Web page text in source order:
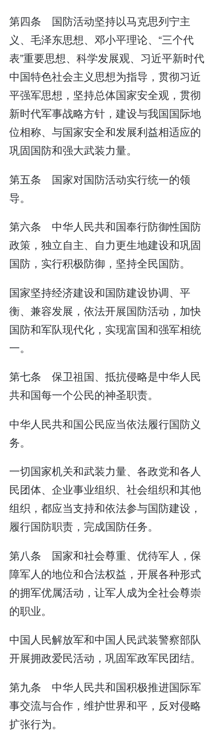
第四条 国防活动坚持以马克思列宁主
义、毛泽东思想、邓小平理论、“三个代
表”重要思想、科学发展观、习近平新时代
中国特色社会主义思想为指导，贯彻习近
平强军思想，坚持总体国家安全观，贯彻
新时代军事战略方针，建设与我国国际地
位相称、与国家安全和发展利益相适应的
巩固国防和强大武装力量。
第五条 国家对国防活动实行统一的领
导。
第六条 中华人民共和国奉行防御性国防
政策，独立自主、自力更生地建设和巩固
国防，实行积极防御，坚持全民国防。
国家坚持经济建设和国防建设协调、平
衡、兼容发展，依法开展国防活动，加快
国防和军队现代化，实现富国和强军相统
一。
第七条 保卫祖国、抵抗侵略是中华人民
共和国每一个公民的神圣职责。
中华人民共和国公民应当依法履行国防义
务。
一切国家机关和武装力量、各政党和各人
民团体、企业事业组织、社会组织和其他
组织，都应当支持和依法参与国防建设，
履行国防职责，完成国防任务。
第八条 国家和社会尊重、优待军人，保
障军人的地位和合法权益，开展各种形式
的拥军优属活动，让军人成为全社会尊崇
的职业。
中国人民解放军和中国人民武装警察部队
开展拥政爱民活动，巩固军政军民团结。
第九条 中华人民共和国积极推进国际军
事交流与合作，维护世界和平，反对侵略
扩张行为。